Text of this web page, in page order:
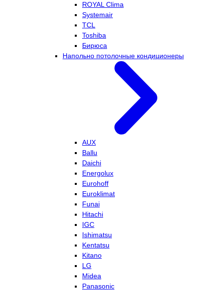
ROYAL Clima
Systemair
TCL
Toshiba
Бирюса
Напольно потолочные кондиционеры
AUX
Ballu
Daichi
Energolux
Eurohoff
Euroklimat
Funai
Hitachi
IGC
Ishimatsu
Kentatsu
Kitano
LG
Midea
Panasonic